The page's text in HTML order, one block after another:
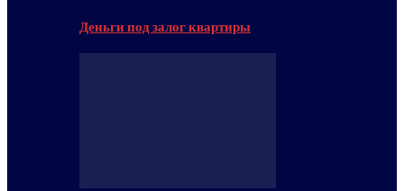
Деньги под залог квартиры